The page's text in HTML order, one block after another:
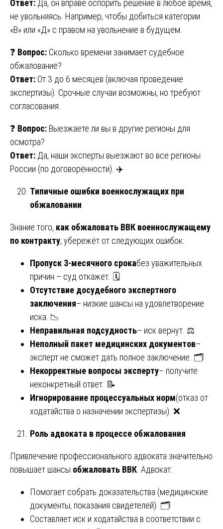
Ответ: Да, он вправе оспорить решение в любое время,
не увольняясь. Например, чтобы добиться категории
«В» или «Д» с правом на увольнение в будущем.
❓ Вопрос: Сколько времени занимает судебное
обжалование?
Ответ: От 3 до 6 месяцев (включая проведение
экспертизы). Срочные случаи возможны, но требуют
согласования.
❓ Вопрос: Выезжаете ли вы в другие регионы для
осмотра?
Ответ: Да, наши эксперты выезжают во все регионы
России (по договорённости). ✈️
Типичные ошибки военнослужащих при
обжаловании
Знание того, как обжаловать ВВК военнослужащему
по контракту, убережёт от следующих ошибок:
Пропуск 3-месячного срокабез уважительных
причин – суд откажет. 🗓️
Отсутствие досудебного экспертного
заключения– низкие шансы на удовлетворение
иска. 📉
Неправильная подсудность– иск вернут. ⚖️
Неполный пакет медицинских документов–
эксперт не сможет дать полное заключение. 🗂️
Некорректные вопросы эксперту– получите
неконкретный ответ. 📝
Игнорирование процессуальных норм(отказ от
ходатайства о назначении экспертизы). ❌
Роль адвоката в процессе обжалования
Привлечение профессионального адвоката значительно
повышает шансы обжаловать ВВК . Адвокат:
Помогает собрать доказательства (медицинские
документы, показания свидетелей). 🗂️
Составляет иск и ходатайства в соответствии с